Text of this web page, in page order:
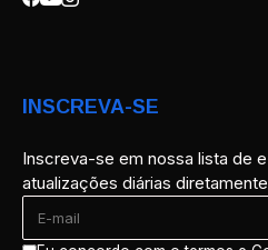
INSCREVA-SE
Inscreva-se em nossa lista de
atualizações diárias